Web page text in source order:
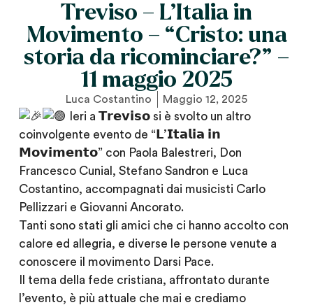
Treviso – L’Italia in
Movimento – “Cristo: una
storia da ricominciare?” –
11 maggio 2025
Luca Costantino Maggio 12, 2025
Ieri a 𝗧𝗿𝗲𝘃𝗶𝘀𝗼 si è svolto un altro
coinvolgente evento de “𝗟’𝗜𝘁𝗮𝗹𝗶𝗮 𝗶𝗻
𝗠𝗼𝘃𝗶𝗺𝗲𝗻𝘁𝗼” con Paola Balestreri, Don
Francesco Cunial, Stefano Sandron e Luca
Costantino, accompagnati dai musicisti Carlo
Pellizzari e Giovanni Ancorato.
Tanti sono stati gli amici che ci hanno accolto con
calore ed allegria, e diverse le persone venute a
conoscere il movimento Darsi Pace.
Il tema della fede cristiana, affrontato durante
l’evento, è più attuale che mai e crediamo